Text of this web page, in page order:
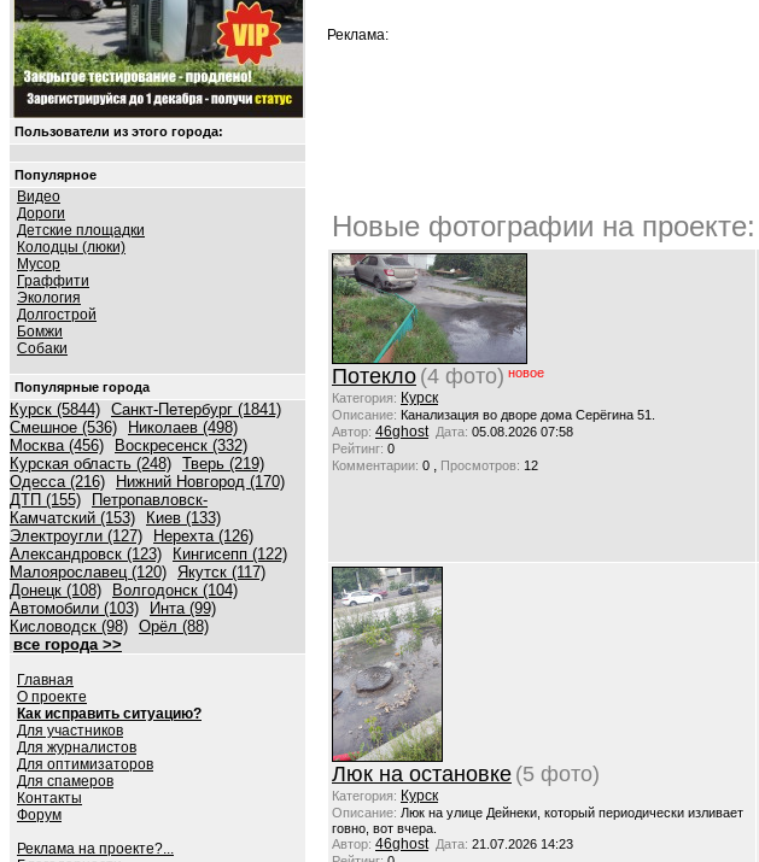
Пользователи из этого города:
Популярное
Видео
Дороги
Детские площадки
Колодцы (люки)
Мусор
Граффити
Экология
Долгострой
Бомжи
Собаки
Популярные города
Курск (5844) Санкт-Петербург (1841)
Смешное (536)
Николаев (498)
Москва (456)
Воскресенск (332)
Курская область (248) Тверь (219)
Одесса (216)
Нижний Новгород (170)
ДТП (155)
Петропавловск-
Камчатский (153)
Киев (133)
Электроугли (127)
Нерехта (126)
Александровск (123)
Кингисепп (122)
Малоярославец (120) Якутск (117)
Донецк (108)
Волгодонск (104)
Автомобили (103)
Инта (99)
Кисловодск (98) Орёл (88)
все города >>
Главная
О проекте
Как исправить ситуацию?
Для участников
Для журналистов
Для оптимизаторов
Для спамеров
Контакты
Форум
Реклама на проекте?...
Реклама:
Новые фотографии на проекте:
Потекло (4 фото) новое
Категория: Курск
Описание: Канализация во дворе дома Серёгина 51.
Автор: 46ghost Дата: 05.08.2026 07:58
Рейтинг: 0
Комментарии: 0 , Просмотров: 12
Люк на остановке (5 фото)
Категория: Курск
Описание: Люк на улице Дейнеки, который периодически изливает
говно, вот вчера.
Автор: 46ghost Дата: 21.07.2026 14:23